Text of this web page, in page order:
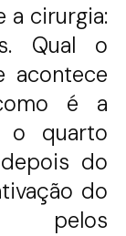
a cirurgia:
Qual o
acontece
é a
o quarto
do
do
pelos